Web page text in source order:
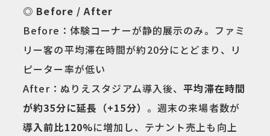
◎ Before / After
Before：体験コーナーが静的展示のみ。ファミ
リー客の平均滞在時間が約20分にとどまり、リ
ピーター率が低い
After：ぬりえスタジアム導入後、平均滞在時間
が約35分に延長（+15分） 。週末の来場者数が
導入前比120%に増加し、テナント売上も向上